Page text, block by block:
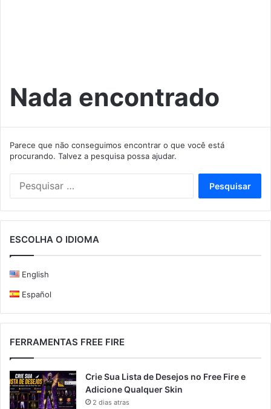
Nada encontrado
Parece que não conseguimos encontrar o que você está
procurando. Talvez a pesquisa possa ajudar.
ESCOLHA O IDIOMA
English
Español
FERRAMENTAS FREE FIRE
Crie Sua Lista de Desejos no Free Fire e
Adicione Qualquer Skin
2 dias atras